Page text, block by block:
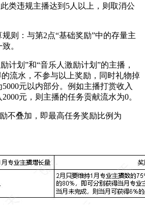
类违规主播达到5人以上，则取消公
则：与第2点“基础奖励”中的存量主
。
计划”和“音乐人激励计划”的主播，
的流水，不参与以上奖励，同时礼物掉
元以内部分。例如主播打赏收入
元，则主播的任务贡献流水为0。
不叠加，即最高任务奖励比例为